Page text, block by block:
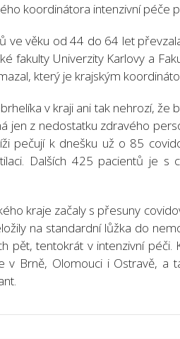
koordinátora intenzivní péče
ve věku od 44 do 64 let
fakulty Univerzity Karlovy a
který je krajským
v kraji ani tak nehrozí,
jen z nedostatku zdravého
pečují k dnešku už o 85
Dalších 425 pacientů je s
kraje začaly s přesuny
na standardní lůžka do
pět, tentokrát v intenzivní
v Brně, Olomouci i Ostravě, a